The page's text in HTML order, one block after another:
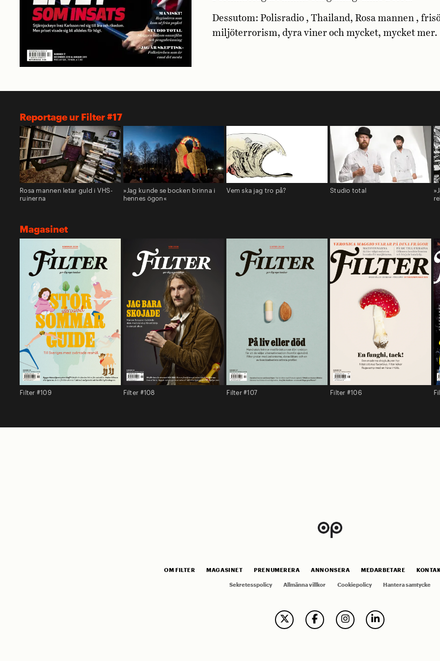
Dessutom: Polisradio , Thailand, Rosa mannen ,
miljöterrorism, dyra viner och mycket, mycket mer.
Reportage ur Filter #17
Rosa mannen letar guld i VHS-
ruinerna
»Jag kunde se bocken brinna i
hennes ögon«
Vem ska jag tro på? Studio total
Magasinet
Filter #109 Filter #108 Filter #107 Filter #106
OM FILTER MAGASINET PRENUMERERA ANNONSERA MEDARBETARE
Sekretesspolicy Allmänna villkor Cookiepolicy Hantera samtycke